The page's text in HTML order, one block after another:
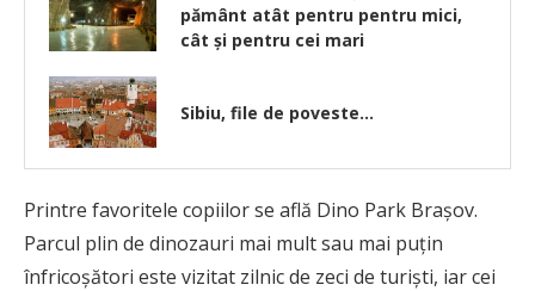
pământ atât pentru pentru mici,
cât și pentru cei mari
Sibiu, file de poveste…
Printre favoritele copiilor se află Dino Park Brașov.
Parcul plin de dinozauri mai mult sau mai puțin
înfricoșători este vizitat zilnic de zeci de turiști, iar cei